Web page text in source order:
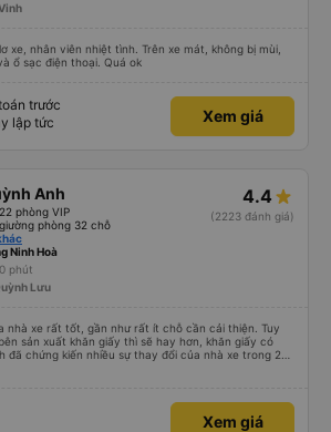
xe, nhân viên nhiệt tình. Trên xe mát, không bị mùi,
ổ sạc điện thoại. Quá ok
trước
lập tức
Xem giá
Anh
phòng VIP
phòng 32 chỗ
4.4
(2223 đánh giá)
Ninh Hoà
phút
Lưu
nhà xe rất tốt, gần như rất ít chỗ cần cải thiện. Tuy
sản xuất khăn giấy thì sẽ hay hơn, khăn giấy có
đã chứng kiến nhiều sự thay đổi của nhà xe trong 2
phụ xe ngày càng thân thiện, quy trình phục vụ rõ
Xem giá